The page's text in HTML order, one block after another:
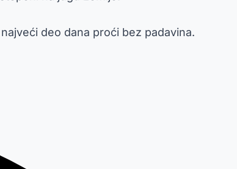
deo dana proći bez padavina.